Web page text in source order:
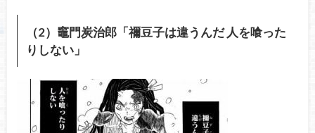
（2）竈門炭治郎「禰豆子は違うんだ 人を喰った
りしない」